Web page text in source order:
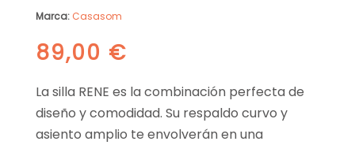
Marca: Casasom
89,00 €
La silla RENE es la combinación perfecta de
diseño y comodidad. Su respaldo curvo y
asiento amplio te envolverán en una